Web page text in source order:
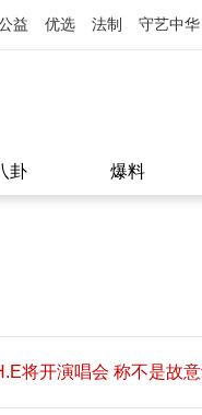
益 优选 法制 守艺中华
卦 爆料
将开演唱会 称不是故
将开演唱会 称不是故